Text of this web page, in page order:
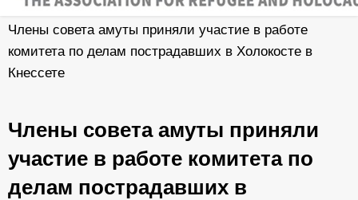
Главная / События /
Члены совета амуты приняли участие в работе
комитета по делам пострадавших в Холокосте в
Кнессете
Члены совета амуты приняли
участие в работе комитета по
делам пострадавших в